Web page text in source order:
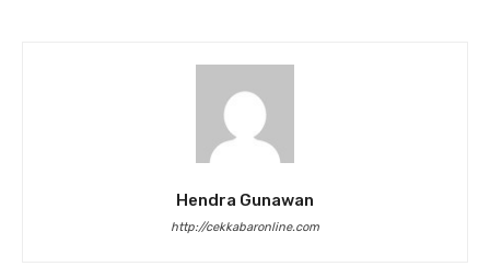
Hendra Gunawan
http://cekkabaronline.com